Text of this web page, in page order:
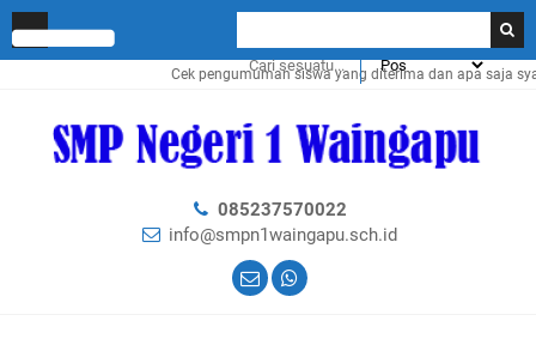
Cek pengumuman siswa yang diterima dan apa saja
085237570022
info@smpn1waingapu.sch.id